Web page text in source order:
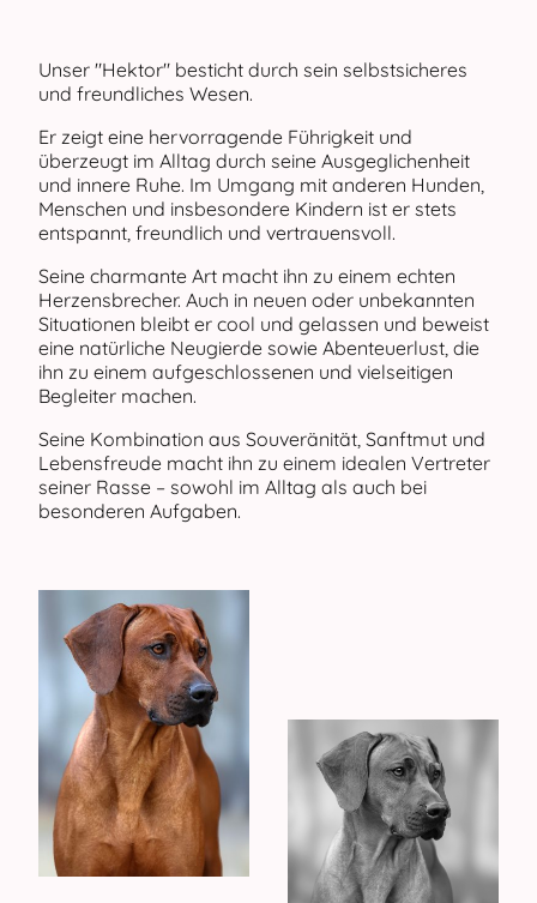
Unser "Hektor" besticht durch sein selbstsicheres
und freundliches Wesen.
Er zeigt eine hervorragende Führigkeit und
überzeugt im Alltag durch seine Ausgeglichenheit
und innere Ruhe. Im Umgang mit anderen Hunden,
Menschen und insbesondere Kindern ist er stets
entspannt, freundlich und vertrauensvoll.
Seine charmante Art macht ihn zu einem echten
Herzensbrecher. Auch in neuen oder unbekannten
Situationen bleibt er cool und gelassen und beweist
eine natürliche Neugierde sowie Abenteuerlust, die
ihn zu einem aufgeschlossenen und vielseitigen
Begleiter machen.
Seine Kombination aus Souveränität, Sanftmut und
Lebensfreude macht ihn zu einem idealen Vertreter
seiner Rasse – sowohl im Alltag als auch bei
besonderen Aufgaben.